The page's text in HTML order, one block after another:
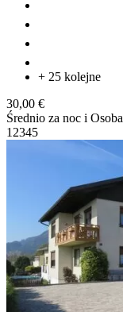
+ 25 kolejne
30,00 €
Średnio za noc i Osoba
1 2345